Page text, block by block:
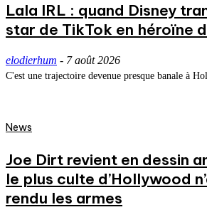
Lala IRL : quand Disney
star de TikTok en héroïne
elodierhum - 7 août 2026
C'est une trajectoire devenue presque banale à
News
Joe Dirt revient en dessin
le plus culte d’Hollywood
rendu les armes